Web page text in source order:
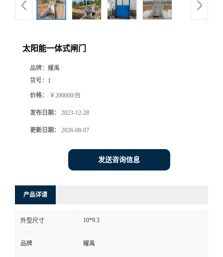
太阳能一体式闸门
品牌： 耀禹
货号： 1
价格： ￥200000/台
发布日期： 2023-12-28
更新日期： 2026-08-07
发送咨询信息
产品详请
外型尺寸 10*9.3
品牌 耀禹